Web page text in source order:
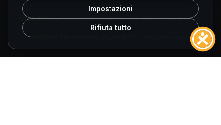
VENDITALun–Ven 9–13, 15:30–19:30 · Sab 9–13, 15:30–19 · Dom
chiuso
OFFICINALun–Ven 8–12:30, 15–18:30 · Sab/Dom chiuso
Rifiuta tutto
Impostazioni